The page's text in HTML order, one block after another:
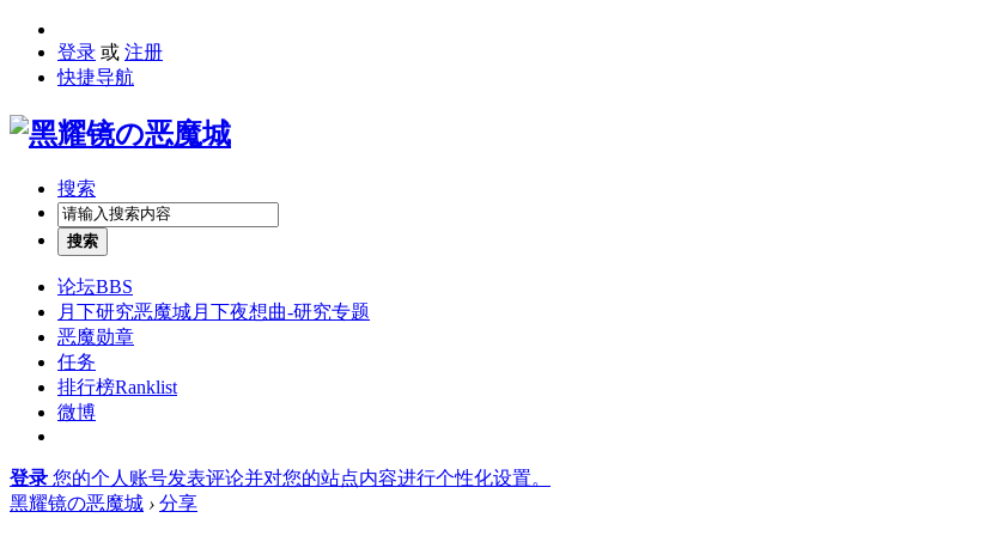
登录 或 注册
快捷导航
搜索
搜索
论坛BBS
月下研究恶魔城月下夜想曲-研究专题
恶魔勋章
任务
排行榜Ranklist
微博
登录 您的个人账号发表评论并对您的站点内容进行个性化设置。
黑耀镜の恶魔城 › 分享